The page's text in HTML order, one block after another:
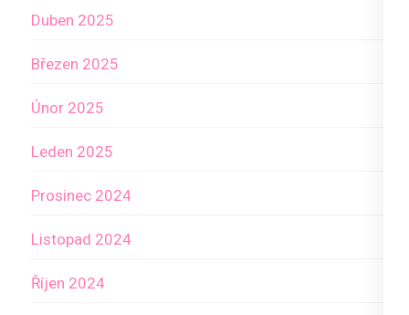
Duben 2025
Březen 2025
Únor 2025
Leden 2025
Prosinec 2024
Listopad 2024
Říjen 2024